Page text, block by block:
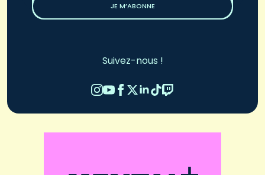
JE M’ABONNE
Suivez-nous !